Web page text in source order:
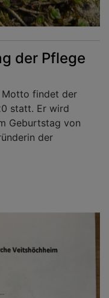
der Pflege
Motto findet der
statt. Er wird
Geburtstag von
der